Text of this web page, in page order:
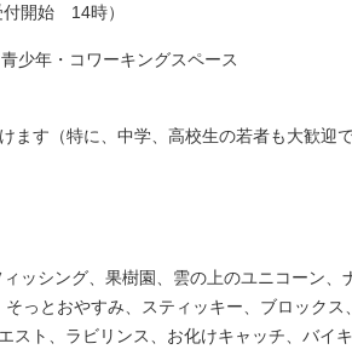
開始 14時）
少年・コワーキングスペース
す（特に、中学、高校生の若者も大歓迎で
ッシング、果樹園、雲の上のユニコーン、
っとおやすみ、スティッキー、ブロックス
スト、ラビリンス、お化けキャッチ、バイ